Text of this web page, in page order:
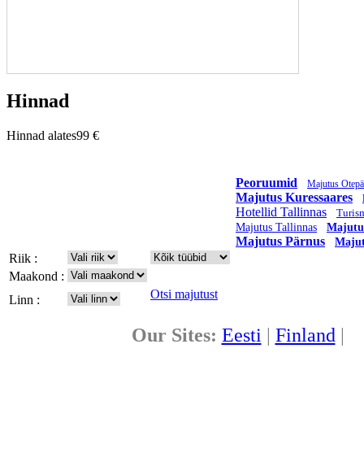
Hinnad
Hinnad alates99 €
Peoruumid Majutus
Majutus Kuressaares
Hotellid Tallinnas
Majutus Tallinnas
Majutus Pärnus
Riik :
Maakond :
Linn :
Otsi majutust
Our Sites: Eesti | Finland |